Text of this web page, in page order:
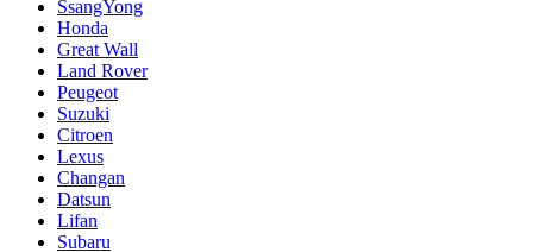
SsangYong
Honda
Great Wall
Land Rover
Peugeot
Suzuki
Citroen
Lexus
Changan
Datsun
Lifan
Subaru